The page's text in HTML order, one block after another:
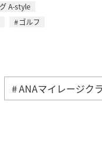
A-style
ゴルフ
ANAマイレージク